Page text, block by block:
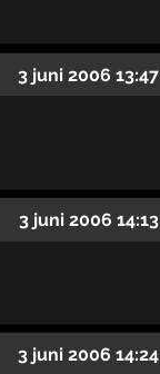
3 juni 2006 13:47
3 juni 2006 14:13
3 juni 2006 14:24